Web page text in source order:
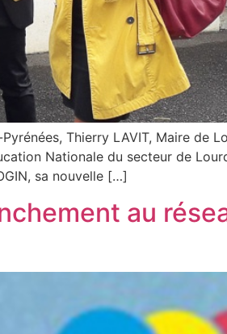
Thierry LAVIT, Maire de
Nationale du secteur de
sa nouvelle […]
au